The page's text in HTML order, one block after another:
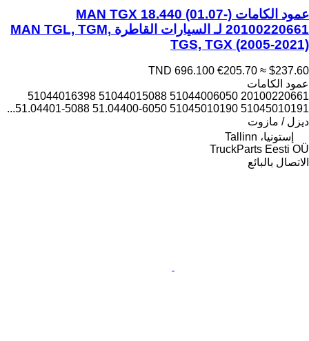
عمود الكامات MAN TGX 18.440 (01.07-)
20100220661 لـ السيارات القاطرة MAN TGL, TGM,
TGS, TGX (2005-2021)
TND 696.100 €205.70 ≈ $237.60
عمود الكامات
20100220661 51044006050 51044015088 51044016398
51045010191 51045010190 51.04400-6050 51.04401-5088...
ديزل / مازوت
إستونيا، Tallinn
TruckParts Eesti OÜ
الاتصال بالبائع